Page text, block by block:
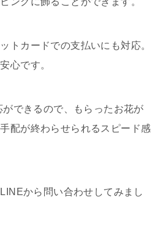
トカードでの支払いにも対応。
心です。
できるので、もらったお花が
配が終わらせられるスピード感
から問い合わせしてみまし